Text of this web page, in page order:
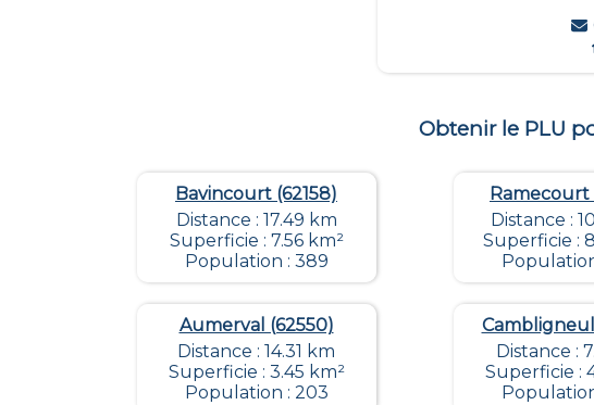
Obtenir le PLU
Bavincourt (62158)
Distance : 17.49 km
Superficie : 7.56 km²
Population : 389
Ramecourt
Distance :
Superficie :
Aumerval (62550)
Distance : 14.31 km
Superficie : 3.45 km²
Population : 203
Distance :
Superficie :